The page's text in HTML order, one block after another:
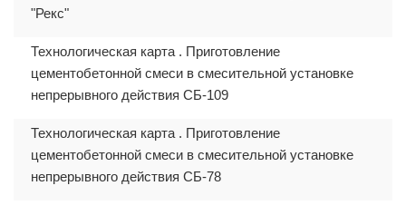
"Рекс"
Технологическая карта . Приготовление
цементобетонной смеси в смесительной установке
непрерывного действия СБ-109
Технологическая карта . Приготовление
цементобетонной смеси в смесительной установке
непрерывного действия СБ-78